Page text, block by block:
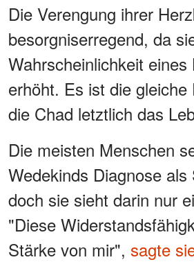
Die Verengung ihrer
besorgniserregend, da
Wahrscheinlichkeit eines
erhöht. Es ist die gleiche
die Chad letztlich das
Die meisten Menschen
Wedekinds Diagnose als
doch sie sieht darin nur
"Diese
Stärke von mir", sagte